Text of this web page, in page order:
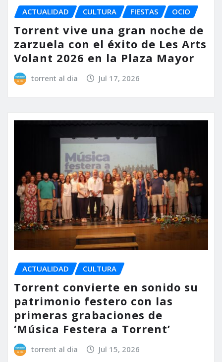
ACTUALIDAD CULTURA FIESTAS OCIO
Torrent vive una gran noche de
zarzuela con el éxito de Les Arts
Volant 2026 en la Plaza Mayor
torrent al dia Jul 17, 2026
ACTUALIDAD CULTURA
Torrent convierte en sonido su
patrimonio festero con las
primeras grabaciones de
‘Música Festera a Torrent’
torrent al dia Jul 15, 2026